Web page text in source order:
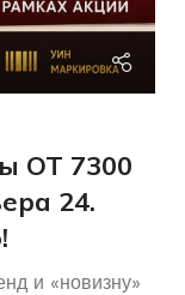
ОТ 7300
24.
и «новизну»